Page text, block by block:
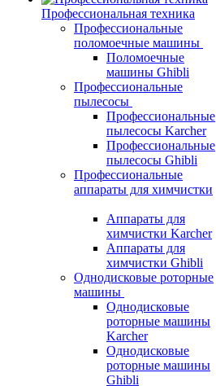
Профессиональная техника
Профессиональные
поломоечные машины
Поломоечные
машины Ghibli
Профессиональные
пылесосы
Профессиональные
пылесосы Karcher
Профессиональные
пылесосы Ghibli
Профессиональные
аппараты для химчистки
Аппараты для
химчистки Karcher
Аппараты для
химчистки Ghibli
Однодисковые роторные
машины
Однодисковые
роторные машины
Karcher
Однодисковые
роторные машины
Ghibli